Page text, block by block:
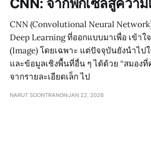
CNN (Convolutional Neural
Deep Learning ที่ออกแบบมาเพื่อ เข้า
(Image) โดยเฉพาะ แต่ปัจจุบันยังนำไป
และข้อมูลเชิงพื้นที่อื่น ๆ ได้ด้วย “สมองที่
จากรายละเอียดเล็ก ไป
NARUT SOONTRANONJAN 22, 2026